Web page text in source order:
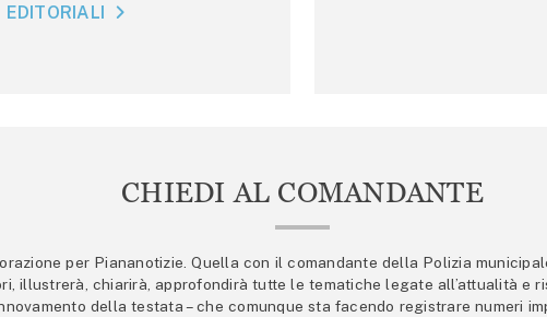
CHIEDI AL COMANDANTE
per Piananotizie. Quella con il comandante della Polizia
illustrerà, chiarirà, approfondirà tutte le tematiche legate all’attualità e
della testata – che comunque sta facendo registrare numeri